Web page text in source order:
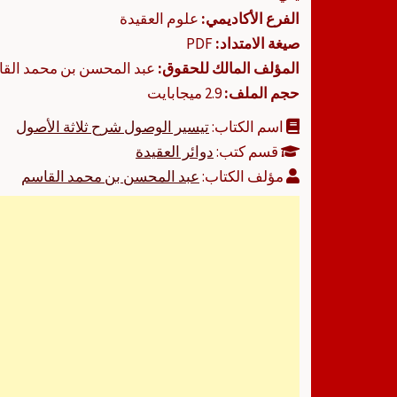
الفرع الأكاديمي: علوم العقيدة
صيغة الامتداد:
المؤلف المالك للحقوق: عبد المحسن بن محمد
حجم الملف:2.9 ميجابايت
اسم الكتاب:تيسير الوصول شرح ثلاثة الأصول
قسم كتب:دوائر العقيدة
مؤلف الكتاب:عبد المحسن بن محمد القاسم